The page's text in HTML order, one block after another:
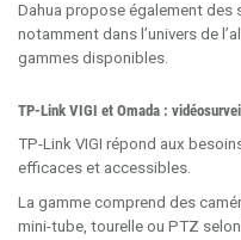
Dahua propose également
notamment dans l’univers de
gammes disponibles.
TP-Link VIGI et Omada :
TP-Link VIGI répond aux
efficaces et accessibles.
La gamme comprend des
mini-tube, tourelle ou PTZ